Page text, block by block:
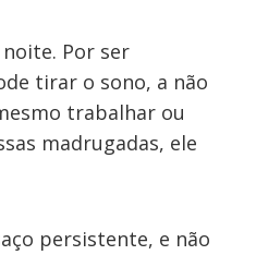
Por ser
tirar o sono, a não
trabalhar ou
madrugadas, ele
persistente, e não